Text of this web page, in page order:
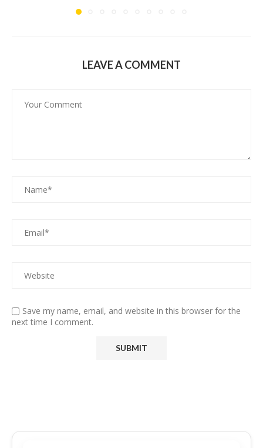
LEAVE A COMMENT
Save my name, email, and website in this browser for the
next time I comment.